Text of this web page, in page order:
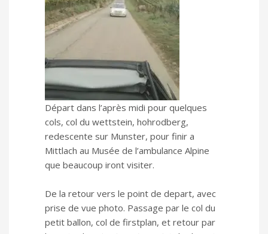
Départ dans l’après midi pour quelques
cols, col du wettstein, hohrodberg,
redescente sur Munster, pour finir a
Mittlach au Musée de l’ambulance Alpine
que beaucoup iront visiter.
De la retour vers le point de depart, avec
prise de vue photo. Passage par le col du
petit ballon, col de firstplan, et retour par